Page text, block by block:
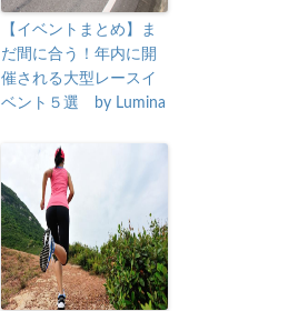
【イベントまとめ】ま
だ間に合う！年内に開
催される大型レースイ
ベント５選 by Lumina